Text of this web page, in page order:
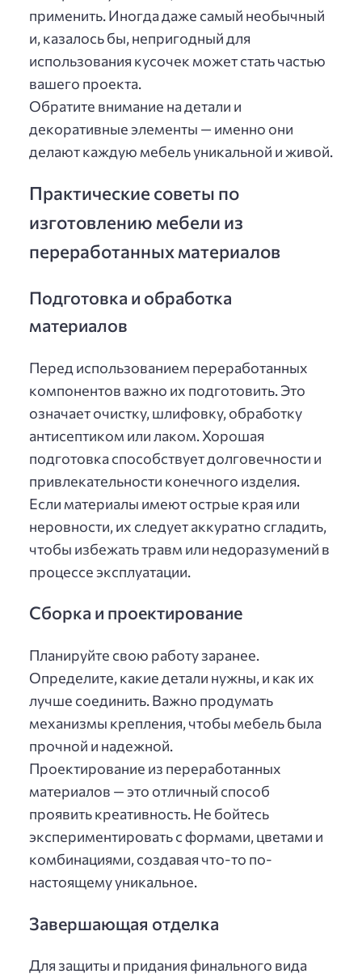
применить. Иногда даже самый необычный
и, казалось бы, непригодный для
использования кусочек может стать частью
вашего проекта.
Обратите внимание на детали и
декоративные элементы — именно они
делают каждую мебель уникальной и живой.
Практические советы по
изготовлению мебели из
переработанных материалов
Подготовка и обработка
материалов
Перед использованием переработанных
компонентов важно их подготовить. Это
означает очистку, шлифовку, обработку
антисептиком или лаком. Хорошая
подготовка способствует долговечности и
привлекательности конечного изделия.
Если материалы имеют острые края или
неровности, их следует аккуратно сгладить,
чтобы избежать травм или недоразумений в
процессе эксплуатации.
Сборка и проектирование
Планируйте свою работу заранее.
Определите, какие детали нужны, и как их
лучше соединить. Важно продумать
механизмы крепления, чтобы мебель была
прочной и надежной.
Проектирование из переработанных
материалов — это отличный способ
проявить креативность. Не бойтесь
экспериментировать с формами, цветами и
комбинациями, создавая что-то по-
настоящему уникальное.
Завершающая отделка
Для защиты и придания финального вида